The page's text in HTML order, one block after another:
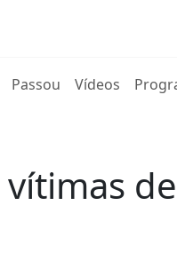
Passou Vídeos